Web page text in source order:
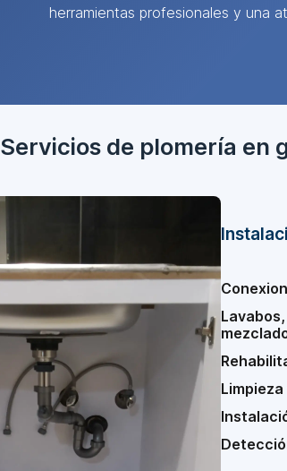
herramientas profesionales y una
Servicios de plomería en